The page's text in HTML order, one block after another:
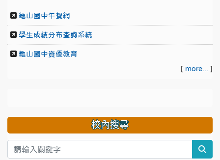
龜山國中午餐網
學生成績分布查詢系統
龜山國中資優教育
[ more... ]
校內搜尋